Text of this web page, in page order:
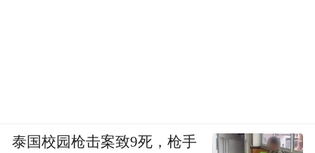
泰国校园枪击案致9死，枪手